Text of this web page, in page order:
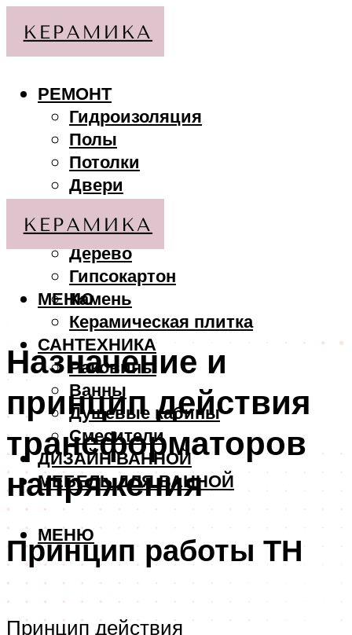
РЕМОНТ
Гидроизоляция
Полы
Потолки
Двери
МАТЕРИАЛЫ
Дерево
Гипсокартон
Камень
Керамическая плитка
САНТЕХНИКА
Раковины
Ванны
Душевые кабины
Смесители
ДИЗАЙН ВАННОЙ
МЕБЕЛЬ ДЛЯ ВАННОЙ
МЕНЮ
МЕНЮ
Назначение и
принцип действия
трансформаторов
напряжения
Принцип работы ТН
Принцип действия